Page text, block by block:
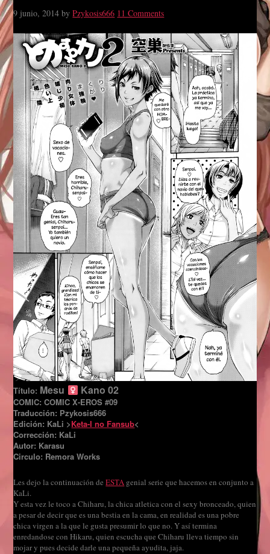
9 junio, 2014 byPzykosis666 11 Comments
Título: Mesu Kano 02
COMIC: COMIC X-EROS #09
Traducción: Pzykosis666
Edición: KaLi >Keta-I no Fansub<
Corrección: KaLi
Autor: Karasu
Circulo: Remora Works
Les dejo la continuación deESTA genial serie que hacemos en conjunto a
KaLi.
Y esta vez le toco a Chiharu, la chica atletica con el sexy bronceado, quien
a pesar de decir que es una bestia en la cama, en realidad es una pobre
chica virgen a la que le gusta presumir lo que no. Y así termina
enredandose con Hikaru, quien escucha que Chiharu lleva tiempo sin
mojar y pues decide darle una pequeña ayudita, jaja.